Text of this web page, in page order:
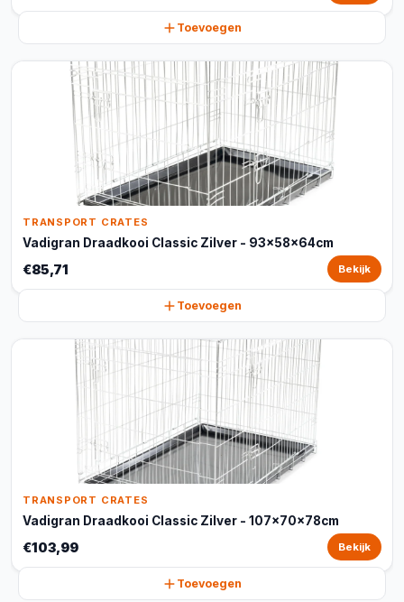
Toevoegen
TRANSPORT CRATES
Vadigran Draadkooi Classic Zilver - 93x58x64cm
€85,71 Bekijk
Toevoegen
TRANSPORT CRATES
Vadigran Draadkooi Classic Zilver - 107x70x78cm
€103,99 Bekijk
Toevoegen